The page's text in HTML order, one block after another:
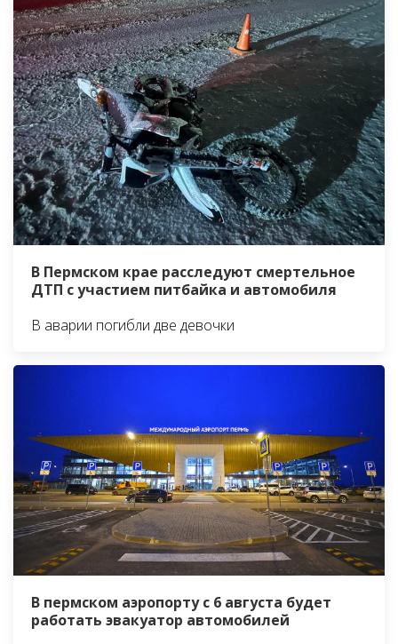
В Пермском крае расследуют смертельное
ДТП с участием питбайка и автомобиля
В аварии погибли две девочки
В пермском аэропорту с 6 августа будет
работать эвакуатор автомобилей